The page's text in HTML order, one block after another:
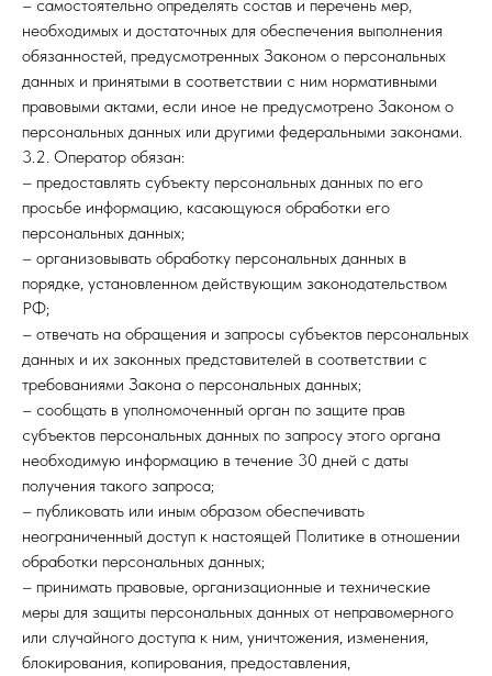
– самостоятельно определять состав и перечень мер,
необходимых и достаточных для обеспечения выполнения
обязанностей, предусмотренных Законом о персональных
данных и принятыми в соответствии с ним нормативными
правовыми актами, если иное не предусмотрено Законом о
персональных данных или другими федеральными законами.
3.2. Оператор обязан:
– предоставлять субъекту персональных данных по его
просьбе информацию, касающуюся обработки его
персональных данных;
– организовывать обработку персональных данных в
порядке, установленном действующим законодательством
РФ;
– отвечать на обращения и запросы субъектов персональных
данных и их законных представителей в соответствии с
требованиями Закона о персональных данных;
– сообщать в уполномоченный орган по защите прав
субъектов персональных данных по запросу этого органа
необходимую информацию в течение 30 дней с даты
получения такого запроса;
– публиковать или иным образом обеспечивать
неограниченный доступ к настоящей Политике в отношении
обработки персональных данных;
– принимать правовые, организационные и технические
меры для защиты персональных данных от неправомерного
или случайного доступа к ним, уничтожения, изменения,
блокирования, копирования, предоставления,